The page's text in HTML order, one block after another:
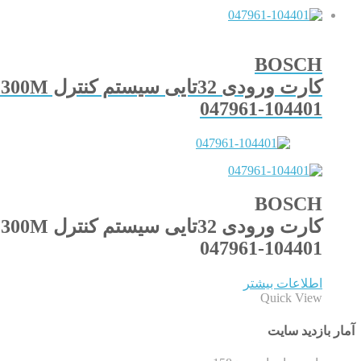
BOSCH
کارت ورودی 32تایی سیستم کنترل CC300M
047961-104401
BOSCH
کارت ورودی 32تایی سیستم کنترل CC300M
047961-104401
اطلاعات بیشتر
Quick View
آمار بازدید سایت